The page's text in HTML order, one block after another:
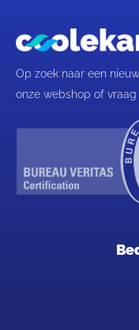
Op zoek naar een
onze webshop of